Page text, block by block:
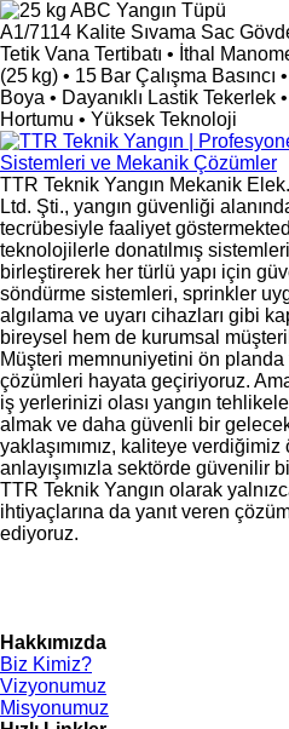
A1/7114 Kalite Sıvama Sac
Tetik Vana Tertibatı • İthal
(25 kg) • 15 Bar Çalışma
Boya • Dayanıklı Lastik Tekerlek
Hortumu • Yüksek Teknoloji
TTR Teknik Yangın Mekanik
Ltd. Şti., yangın güvenliği
tecrübesiyle faaliyet
teknolojilerle donatılmış
birleştirerek her türlü yapı için
söndürme sistemleri, sprinkler
algılama ve uyarı cihazları gibi
bireysel hem de kurumsal
Müşteri memnuniyetini ön
çözümleri hayata geçiriyoruz.
iş yerlerinizi olası yangın
almak ve daha güvenli bir
yaklaşımımız, kaliteye
anlayışımızla sektörde güvenilir
TTR Teknik Yangın olarak
ihtiyaçlarına da yanıt veren
ediyoruz.
Hakkımızda
Biz Kimiz?
Vizyonumuz
Misyonumuz